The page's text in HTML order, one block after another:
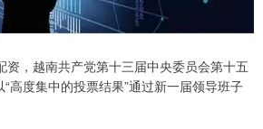
资，越南共产党第十三届中央委员会第十五
高度集中的投票结果”通过新一届领导班子